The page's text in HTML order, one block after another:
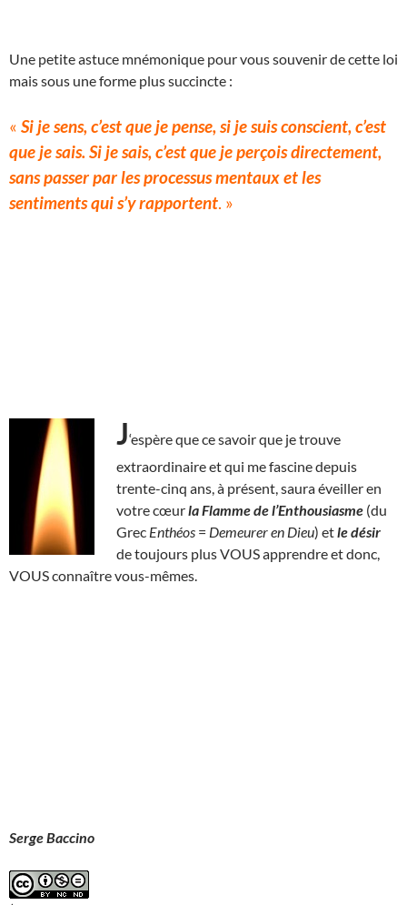
Une petite astuce mnémonique pour vous souvenir de cette loi
mais sous une forme plus succincte :
« Si je sens, c’est que je pense, si je suis conscient, c’est
que je sais. Si je sais, c’est que je perçois directement,
sans passer par les processus mentaux et les
sentiments qui s’y rapportent. »
J‘espère que ce savoir que je trouve
extraordinaire et qui me fascine depuis
trente-cinq ans, à présent, saura éveiller en
votre cœurla Flamme de l’Enthousiasme (du
Grec Enthéos = Demeurer en Dieu) etle désir
de toujours plus VOUS apprendre et donc,
VOUS connaître vous-mêmes.
Serge Baccino